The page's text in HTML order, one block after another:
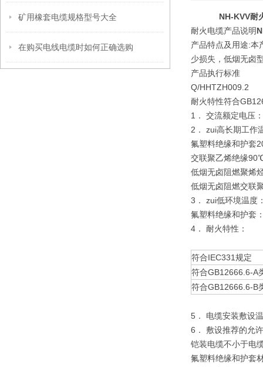
矿用橡套电缆规格型号大全
在购买电线电缆时如何正确选购
NH-KVV耐
耐火电缆产品说明
产品特点及用途:本
少损失，低烟无卤
产品执行标准
Q/HHTZH009.2
耐火特性符合
1． 交流额定电压
2． zui高长期工作
氟塑料绝缘和护
交联聚乙烯绝缘
低烟无卤阻燃聚烯
低烟无卤阻燃交联
3． zui低环境温度
氟塑料绝缘和护套
4． 耐火特性：
符合IEC331规定
符合GB12666.6-A
符合GB12666.6-B
5． 电缆安装敷设
6． 敷设推荐的允
铠装电缆不小于电
氟塑料绝缘和护套